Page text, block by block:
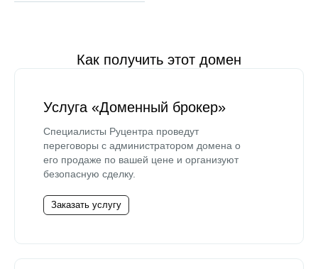
Как получить этот домен
Услуга «Доменный брокер»
Специалисты Руцентра проведут
переговоры с администратором домена о
его продаже по вашей цене и организуют
безопасную сделку.
Заказать услугу